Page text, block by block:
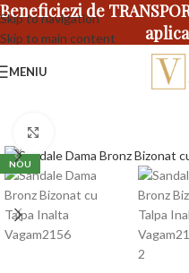
Skip to navigation
Skip to main content
Beneficiezi de
MENIU
NOU